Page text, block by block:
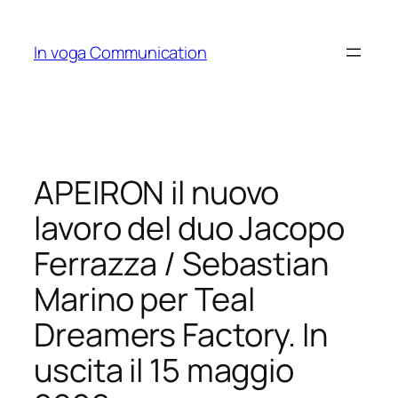
content
In voga Communication
APEIRON il nuovo
lavoro del duo Jacopo
Ferrazza / Sebastian
Marino per Teal
Dreamers Factory. In
uscita il 15 maggio